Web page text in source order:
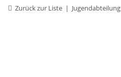
Zurück zur Liste Jugendabteilung